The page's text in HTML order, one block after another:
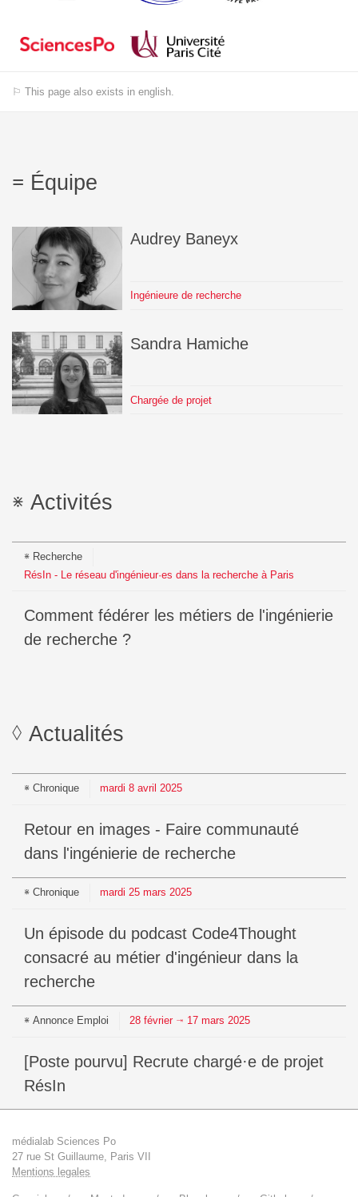
⚐ This page also exists in english.
Équipe
Audrey Baneyx
Ingénieure de recherche
Sandra Hamiche
Chargée de projet
Activités
Recherche
RésIn - Le réseau d'ingénieur·es dans la recherche à Paris
Comment fédérer les métiers de l'ingénierie
de recherche ?
Actualités
Chronique mardi 8 avril 2025
Retour en images - Faire communauté
dans l'ingénierie de recherche
Chronique mardi 25 mars 2025
Un épisode du podcast Code4Thought
consacré au métier d'ingénieur dans la
recherche
Annonce Emploi 28 février ⇥ 17 mars 2025
[Poste pourvu] Recrute chargé·e de projet
RésIn
médialab Sciences Po
27 rue St Guillaume, Paris VII
Mentions legales